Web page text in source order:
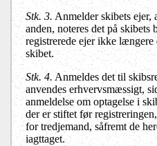
Stk. 3. Anmelder skibets ejer,
anden, noteres det på skibets
registrerede ejer ikke
skibet.
Stk. 4. Anmeldes det til
anvendes erhvervsmæssigt,
anmeldelse om optagelse i
der er stiftet før
for tredjemand, såfremt de
iagttaget.